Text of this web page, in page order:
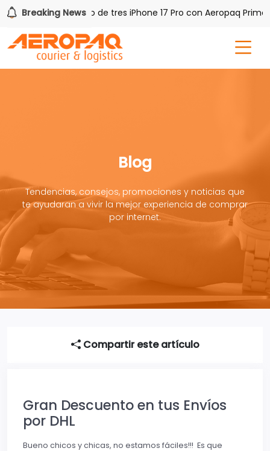
Breaking News
Gana uno de tres iPhone 17 Pro con Aeropaq Prime
Blog
Tendencias, consejos, promociones y noticias que
te ayudaran a vivir la mejor experiencia de comprar
por internet.
Compartir este artículo
Gran Descuento en tus Envíos
por DHL
Bueno chicos y chicas, no estamos fáciles!!! Es que